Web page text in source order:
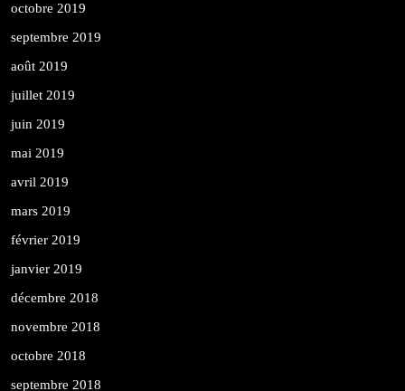
octobre 2019
septembre 2019
août 2019
juillet 2019
juin 2019
mai 2019
avril 2019
mars 2019
février 2019
janvier 2019
décembre 2018
novembre 2018
octobre 2018
septembre 2018